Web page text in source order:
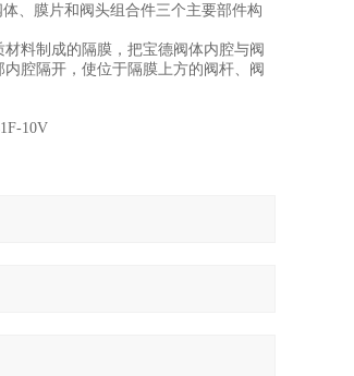
、膜片和阀头组合件三个主要部件构
料制成的隔膜，把宝德阀体内腔与阀
腔隔开，使位于隔膜上方的阀杆、阀
10V